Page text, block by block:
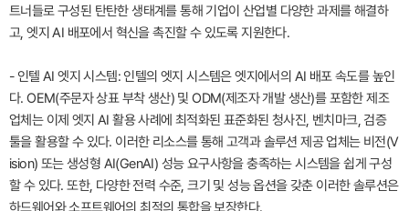
트너들로 구성된 탄탄한 생태계를 통해 기업이 산업별 다양한 과제를 해결하
고, 엣지 AI 배포에서 혁신을 촉진할 수 있도록 지원한다.
- 인텔 AI 엣지 시스템: 인텔의 엣지 시스템은 엣지에서의 AI 배포 속도를 높인
다. OEM(주문자 상표 부착 생산) 및 ODM(제조자 개발 생산)를 포함한 제조
업체는 이제 엣지 AI 활용 사례에 최적화된 표준화된 청사진, 벤치마크, 검증
툴을 활용할 수 있다. 이러한 리소스를 통해 고객과 솔루션 제공 업체는 비전(V
ision) 또는 생성형 AI(GenAI) 성능 요구사항을 충족하는 시스템을 쉽게 구성
할 수 있다. 또한, 다양한 전력 수준, 크기 및 성능 옵션을 갖춘 이러한 솔루션은
하드웨어와 소프트웨어의 최적의 통합을 보장한다.